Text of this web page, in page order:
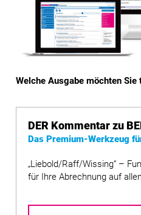
Welche Ausgabe möchten Sie
DER Kommentar zu
Das Premium-Werkzeug
„Liebold/Raff/Wissing“ –
für Ihre Abrechnung auf